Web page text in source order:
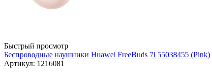
Быстрый просмотр
Беспроводные наушники Huawei FreeBuds 7i 55038455 (Pink)
Артикул: 1216081